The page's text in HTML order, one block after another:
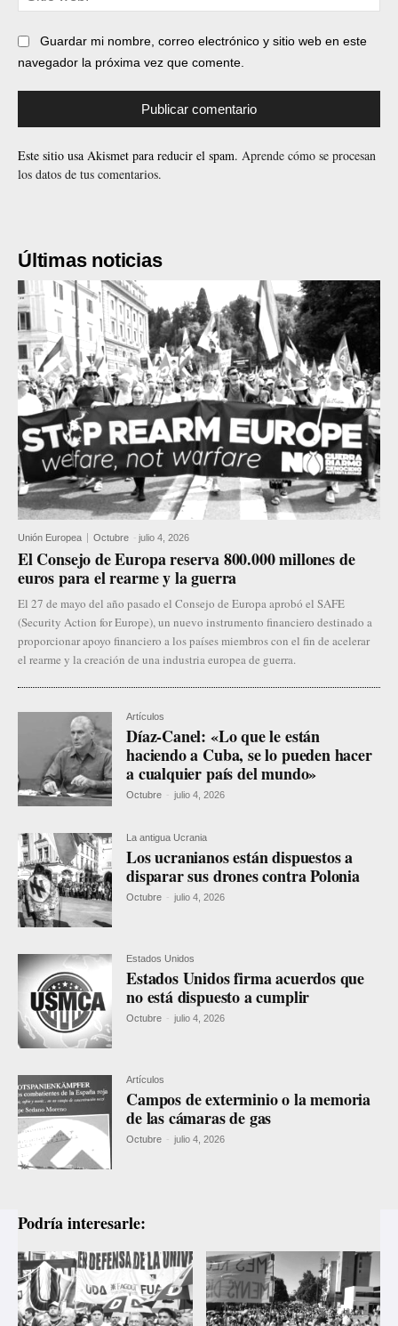
Guardar mi nombre, correo electrónico y sitio web en este
navegador la próxima vez que comente.
Este sitio usa Akismet para reducir el spam. Aprende cómo se procesan
los datos de tus comentarios.
Últimas noticias
Unión Europea Octubre - julio 4, 2026
El Consejo de Europa reserva 800.000 millones de
euros para el rearme y la guerra
El 27 de mayo del año pasado el Consejo de Europa aprobó el SAFE
(Security Action for Europe), un nuevo instrumento financiero destinado a
proporcionar apoyo financiero a los países miembros con el fin de acelerar
el rearme y la creación de una industria europea de guerra.
Artículos
Díaz-Canel: «Lo que le están
haciendo a Cuba, se lo pueden hacer
a cualquier país del mundo»
Octubre - julio 4, 2026
La antigua Ucrania
Los ucranianos están dispuestos a
disparar sus drones contra Polonia
Octubre - julio 4, 2026
Estados Unidos
Estados Unidos firma acuerdos que
no está dispuesto a cumplir
Octubre - julio 4, 2026
Artículos
Campos de exterminio o la memoria
de las cámaras de gas
Octubre - julio 4, 2026
Podría interesarle: